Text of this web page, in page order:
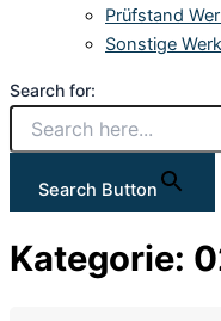
Prüfstand
Sonstige
Search for:
Search Button
Kategorie: